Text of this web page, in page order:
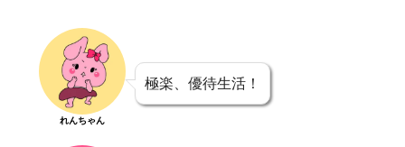
れんちゃん
極楽、優待生活！